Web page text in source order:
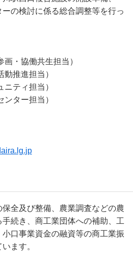
ーの検討に係る総合調整等を行っ
・協働共生担当）
推進担当）
ティ担当）
ター担当）
全及び整備、農業調査などの農
続き、商工業団体への補助、工
口事業資金の融資等の商工業振
ます。